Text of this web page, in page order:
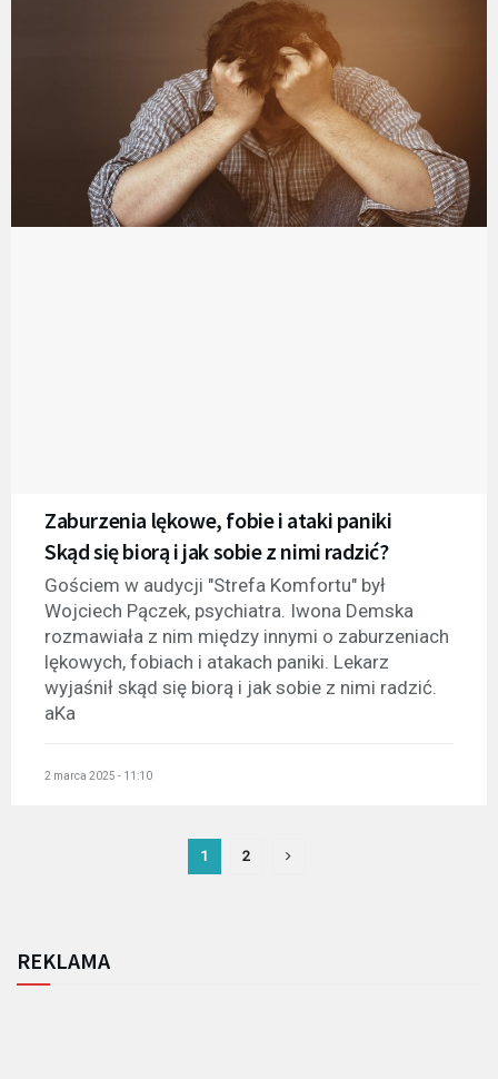
Zaburzenia lękowe, fobie i ataki paniki
Skąd się biorą i jak sobie z nimi radzić?
Gościem w audycji "Strefa Komfortu" był
Wojciech Pączek, psychiatra. Iwona Demska
rozmawiała z nim między innymi o zaburzeniach
lękowych, fobiach i atakach paniki. Lekarz
wyjaśnił skąd się biorą i jak sobie z nimi radzić.
aKa
2 marca 2025 - 11:10
1 2
REKLAMA